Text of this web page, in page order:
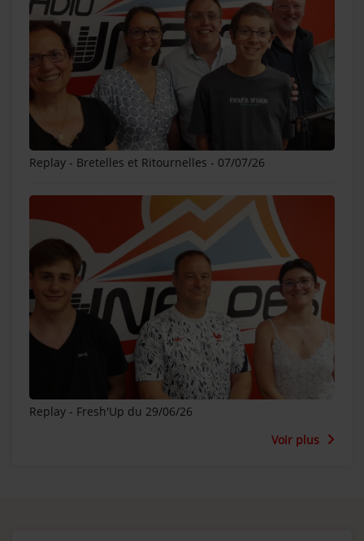
Replay - Bretelles et Ritournelles - 07/07/26
Replay - Fresh'Up du 29/06/26
Voir plus